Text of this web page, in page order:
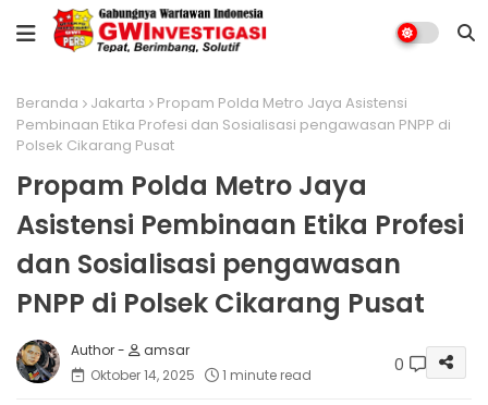
Beranda Jakarta
Propam Polda Metro Jaya Asistensi
Pembinaan Etika Profesi dan Sosialisasi pengawasan PNPP di
Polsek Cikarang Pusat
Propam Polda Metro Jaya
Asistensi Pembinaan Etika Profesi
dan Sosialisasi pengawasan
PNPP di Polsek Cikarang Pusat
amsar
Oktober 14, 2025
1 minute read 0